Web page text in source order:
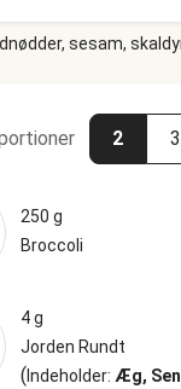
sesam,
2 3
250 g
Broccoli
4 g
Jorden Rundt
(Indeholder: Æg,